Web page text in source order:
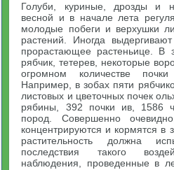
Голуби, куриные, дрозды и
весной и в начале лета
молодые побеги и верхушки
растений. Иногда
прорастающее растеньице. В
рябчик, тетерев, некоторые
огромном количестве
Например, в зобах пяти
листовых и цветочных почек
рябины, 392 почки ив, 1586
пород. Совершенно
концентрируются и кормятся в
растительность должна
последствия такого
наблюдения, проведенные в